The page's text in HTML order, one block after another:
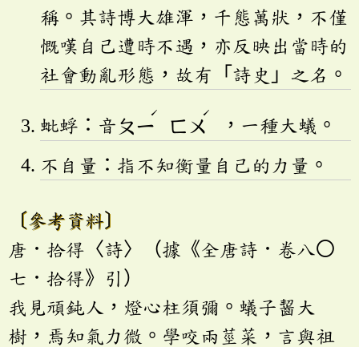
稱。其詩博大雄渾，千態萬狀，不僅
慨嘆自己遭時不遇，亦反映出當時的
社會動亂形態，故有「詩史」之名。
蚍蜉：音 ㄆㄧ
ˊ
ㄈㄨ
ˊ
，一種大蟻。
不自量：指不知衡量自己的力量。
〔參考資料〕
唐．拾得〈詩〉（據《全唐詩．卷八〇
七．拾得》引）
我見頑鈍人，燈心柱須彌。蟻子齧大
樹，焉知氣力微。學咬兩莖菜，言與祖